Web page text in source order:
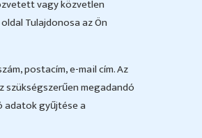
vagy közvetlen
Tulajdonosa az Ön
postacím, e-mail cím. Az
megadandó
adatok gyűjtése a